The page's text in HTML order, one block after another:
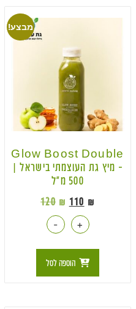
מבצע!
Glow Boost Double
– מיץ גת העוצמתי בישראל |
500 מ״ל
120 ₪ 110 ₪
- +
הוספה לסל